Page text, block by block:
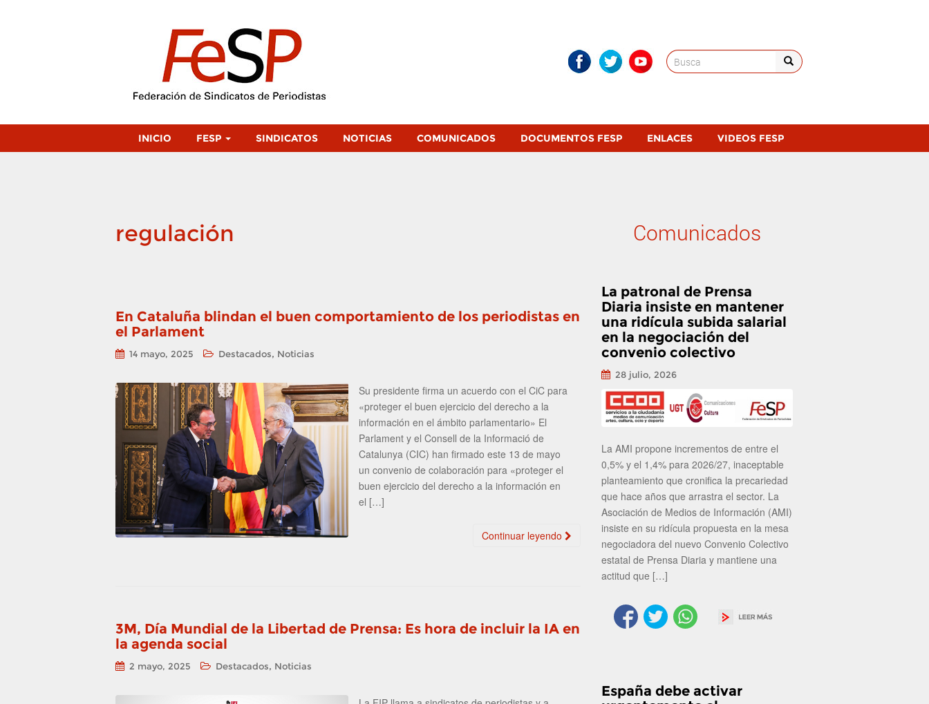
Search
for:
INICIO FESP SINDICATOS NOTICIAS COMUNICADOS DOCUMENTOS FESP ENLACES VIDEOS FESP
regulación
En Cataluña blindan el buen comportamiento de los periodistas en
el Parlament
14 mayo, 2025 Destacados, Noticias
Su presidente firma un acuerdo con el CiC para
«proteger el buen ejercicio del derecho a la
información en el ámbito parlamentario» El
Parlament y el Consell de la Informació de
Catalunya (CIC) han firmado este 13 de mayo
un convenio de colaboración para «proteger el
buen ejercicio del derecho a la información en
el […]
Continuar leyendo
3M, Día Mundial de la Libertad de Prensa: Es hora de incluir la IA en
la agenda social
2 mayo, 2025 Destacados, Noticias
Comunicados
La patronal de Prensa
Diaria insiste en mantener
una ridícula subida salarial
en la negociación del
convenio colectivo
28 julio, 2026
La AMI propone incrementos de entre el
0,5% y el 1,4% para 2026/27, inaceptable
planteamiento que cronifica la precariedad
que hace años que arrastra el sector. La
Asociación de Medios de Información (AMI)
insiste en su ridícula propuesta en la mesa
negociadora del nuevo Convenio Colectivo
estatal de Prensa Diaria y mantiene una
actitud que […]
España debe activar